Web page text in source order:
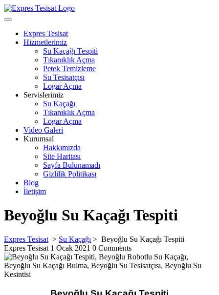
Skip
to
Open
Expres Tesisat
Hizmetlerimiz
Su Kaçağı Tespiti
Tıkanıklık Açma
Petek Temizleme
Su Tesisatçısı
Logar Açma
Servislerimiz
Su Kaçağı
Tıkanıklık Açma
Logar Açma
Video Galeri
Kurumsal
Hakkımızda
Site Haritası
Sayfa Bulunamadı
Gizlilik Politikası
Blog
İletişim
Menu
Beyoğlu Su Kaçağı Tespiti
Expres Tesisat > Su Kaçağı > Beyoğlu Su Kaçağı Tespiti
Expres Tesisat 1 Ocak 2021 0 Comments